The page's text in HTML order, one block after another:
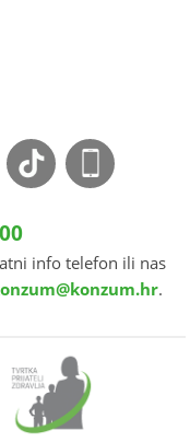
info telefon ili nas
.